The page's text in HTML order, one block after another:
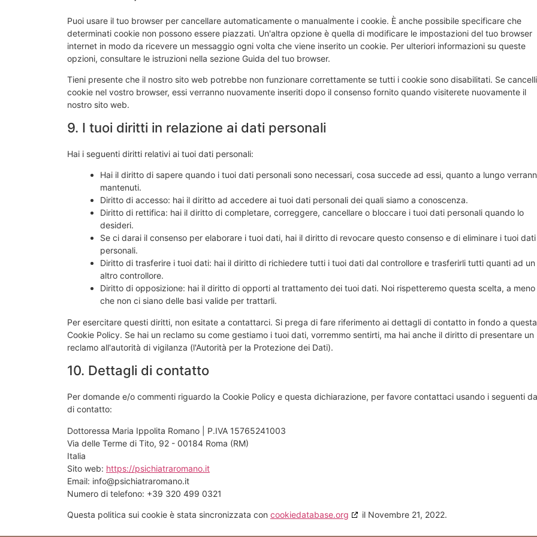
Puoi usare il tuo browser per cancellare automaticamente o manualmente i cookie. È anche possibile specificare che
determinati cookie non possono essere piazzati. Un'altra opzione è quella di modificare le impostazioni del tuo browser
internet in modo da ricevere un messaggio ogni volta che viene inserito un cookie. Per ulteriori informazioni su queste
opzioni, consultare le istruzioni nella sezione Guida del tuo browser.
Tieni presente che il nostro sito web potrebbe non funzionare correttamente se tutti i cookie sono disabilitati. Se
cookie nel vostro browser, essi verranno nuovamente inseriti dopo il consenso fornito quando visiterete nuovamente il
nostro sito web.
9. I tuoi diritti in relazione ai dati personali
Hai i seguenti diritti relativi ai tuoi dati personali:
Hai il diritto di sapere quando i tuoi dati personali sono necessari, cosa succede ad essi, quanto a lungo
mantenuti.
Diritto di accesso: hai il diritto ad accedere ai tuoi dati personali dei quali siamo a conoscenza.
Diritto di rettifica: hai il diritto di completare, correggere, cancellare o bloccare i tuoi dati personali quando lo
desideri.
Se ci darai il consenso per elaborare i tuoi dati, hai il diritto di revocare questo consenso e di eliminare i tuoi dati
personali.
Diritto di trasferire i tuoi dati: hai il diritto di richiedere tutti i tuoi dati dal controllore e trasferirli tutti quanti ad un
altro controllore.
Diritto di opposizione: hai il diritto di opporti al trattamento dei tuoi dati. Noi rispetteremo questa scelta, a meno
che non ci siano delle basi valide per trattarli.
Per esercitare questi diritti, non esitate a contattarci. Si prega di fare riferimento ai dettagli di contatto in fondo a questa
Cookie Policy. Se hai un reclamo su come gestiamo i tuoi dati, vorremmo sentirti, ma hai anche il diritto di presentare un
reclamo all'autorità di vigilanza (l'Autorità per la Protezione dei Dati).
10. Dettagli di contatto
Per domande e/o commenti riguardo la Cookie Policy e questa dichiarazione, per favore contattaci usando i seguenti
di contatto:
Dottoressa Maria Ippolita Romano | P.IVA 15765241003
Via delle Terme di Tito, 92 - 00184 Roma (RM)
Italia
Sito web: https://psichiatraromano.it
Email: info@psichiatraromano.it
Numero di telefono: +39 320 499 0321
Questa politica sui cookie è stata sincronizzata con cookiedatabase.org il Novembre 21, 2022.